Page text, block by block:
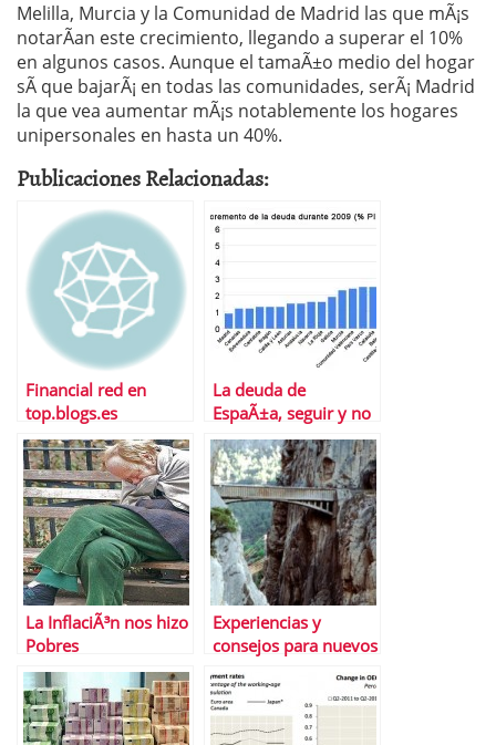
Melilla, Murcia y la Comunidad de Madrid las que mÃ¡s
notarÃ­an este crecimiento, llegando a superar el 10%
en algunos casos. Aunque el tamaÃ±o medio del hogar
sÃ­ que bajarÃ¡ en todas las comunidades, serÃ¡ Madrid
la que vea aumentar mÃ¡s notablemente los hogares
unipersonales en hasta un 40%.
Publicaciones Relacionadas:
Financial red en
top.blogs.es
La deuda de
EspaÃ±a, seguir y no
parar
La InflaciÃ³n nos hizo
Pobres
Experiencias y
consejos para nuevos
#inversores en
#bolsa